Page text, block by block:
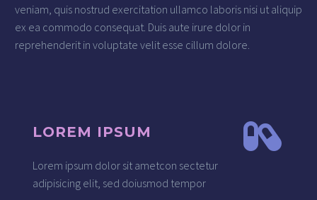
veniam, quis nostrud exercitation ullamco laboris nisi ut aliquip
ex ea commodo consequat. Duis aute irure dolor in
reprehenderit in voluptate velit esse cillum dolore.
LOREM IPSUM
Lorem ipsum dolor sit ametcon sectetur
adipisicing elit, sed doiusmod tempor